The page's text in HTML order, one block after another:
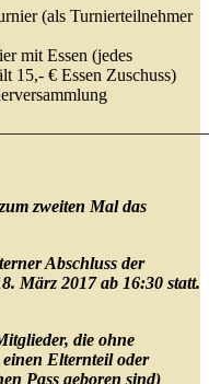
(als Turnierteilnehmer
mit Essen (jedes
15,- € Essen Zuschuss)
zweiten Mal das
Abschluss der
März 2017 ab 16:30 statt.
die ohne
einen Elternteil oder
Pass geboren sind)